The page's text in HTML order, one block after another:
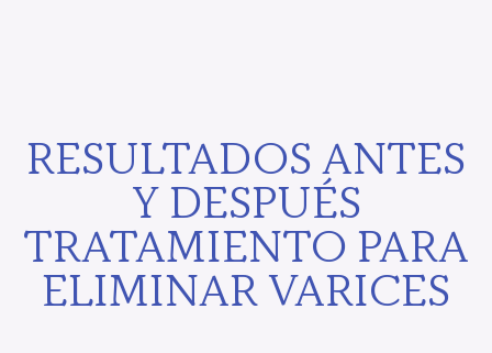
RESULTADOS ANTES
Y DESPUÉS
TRATAMIENTO PARA
ELIMINAR VARICES